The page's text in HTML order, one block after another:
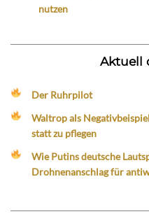
nutzen
Aktuell
Der Ruhrpilot
Waltrop als
statt zu pflegen
Wie Putins deutsche
Drohnenanschlag für